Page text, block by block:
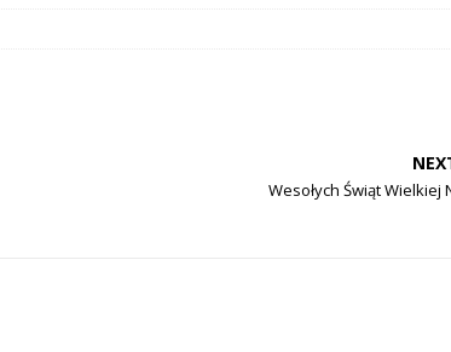
Wesołych Świąt Wielkiej